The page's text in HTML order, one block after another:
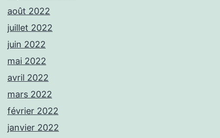
août 2022
juillet 2022
juin 2022
mai 2022
avril 2022
mars 2022
février 2022
janvier 2022